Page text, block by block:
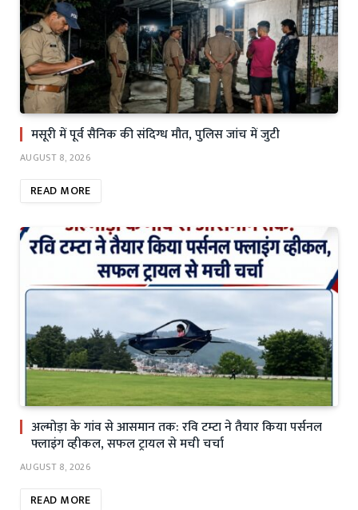
मसूरी में पूर्व सैनिक की संदिग्ध मौत, पुलिस जांच में जुटी
AUGUST 8, 2026
READ MORE
अल्मोड़ा के गांव से आसमान तक: रवि टम्टा ने तैयार किया पर्सनल
फ्लाइंग व्हीकल, सफल ट्रायल से मची चर्चा
AUGUST 8, 2026
READ MORE